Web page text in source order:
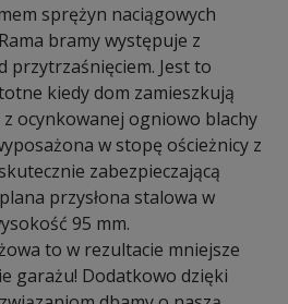
sprężyn naciągowych
bramy występuje z
przytrzaśnięciem. Jest to
kiedy dom zamieszkują
z ocynkowanej ogniowo blachy
w stopę ościeżnicy z
zabezpieczającą
przysłona stalowa w
95 mm.
to w rezultacie mniejsze
garażu! Dodatkowo dzięki